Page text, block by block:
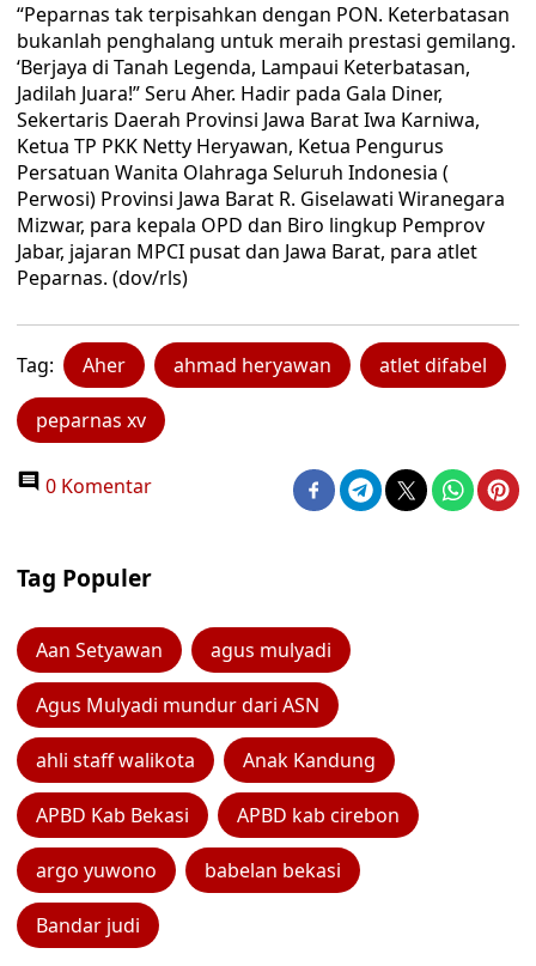
“Peparnas tak terpisahkan dengan PON. Keterbatasan
bukanlah penghalang untuk meraih prestasi gemilang.
‘Berjaya di Tanah Legenda, Lampaui Keterbatasan,
Jadilah Juara!” Seru Aher. Hadir pada Gala Diner,
Sekertaris Daerah Provinsi Jawa Barat Iwa Karniwa,
Ketua TP PKK Netty Heryawan, Ketua Pengurus
Persatuan Wanita Olahraga Seluruh Indonesia (
Perwosi) Provinsi Jawa Barat R. Giselawati Wiranegara
Mizwar, para kepala OPD dan Biro lingkup Pemprov
Jabar, jajaran MPCI pusat dan Jawa Barat, para atlet
Peparnas. (dov/rls)
Tag: Aher ahmad heryawan atlet difabel
peparnas xv
0 Komentar
Tag Populer
Aan Setyawan agus mulyadi
Agus Mulyadi mundur dari ASN
ahli staff walikota Anak Kandung
APBD Kab Bekasi APBD kab cirebon
argo yuwono babelan bekasi
Bandar judi